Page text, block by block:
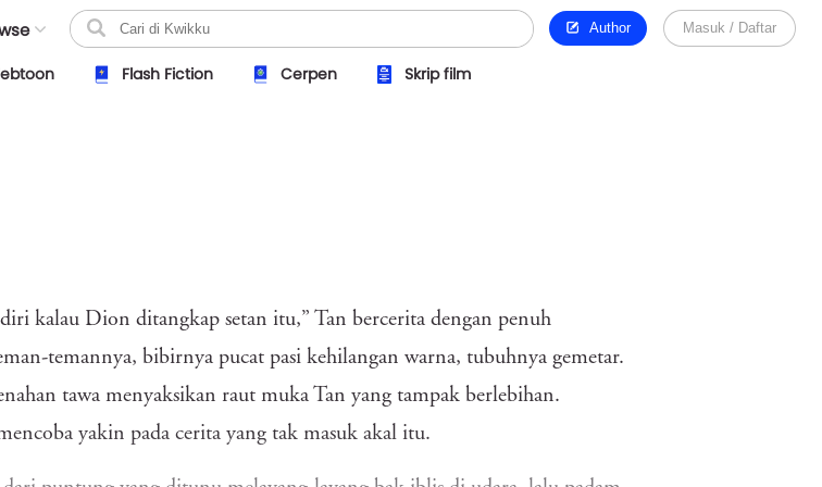
Author Masuk / Daftar
Flash Fiction Cerpen Skrip film
kalau Dion ditangkap setan itu,” Tan bercerita dengan penuh
temannya, bibirnya pucat pasi kehilangan warna, tubuhnya gemetar.
tawa menyaksikan raut muka Tan yang tampak berlebihan.
yakin pada cerita yang tak masuk akal itu.